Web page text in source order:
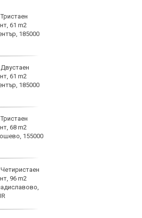
61 m2
185000
61 m2
185000
68 m2
155000
96 m2